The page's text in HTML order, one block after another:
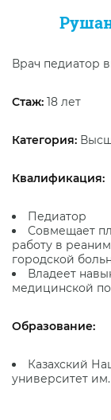
Врач педиатор
Стаж: 18 лет
Категория:
Квалификация:
Педиатор
Совмещает
работу в
городской
Владеет
медицинской
Образование:
Казахский
университет